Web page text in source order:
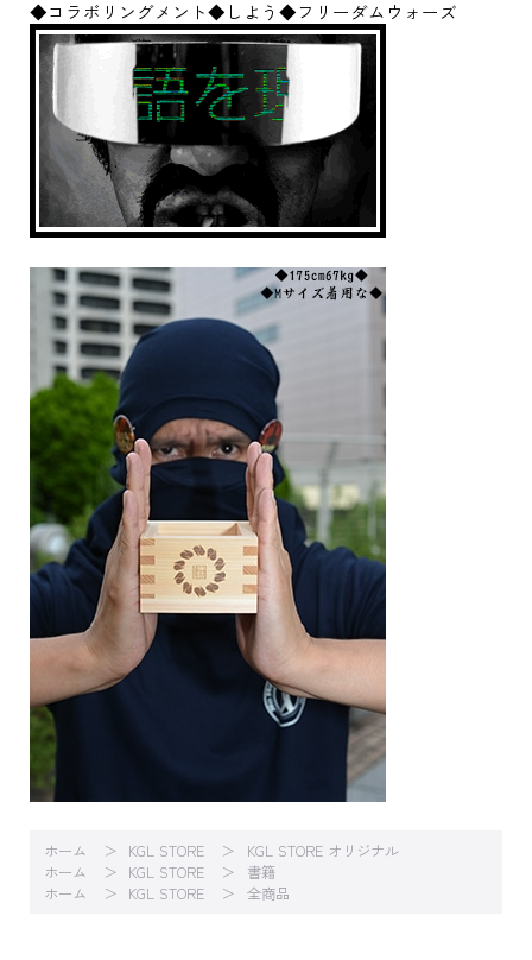
◆コラボリングメント◆しよう◆フリーダムウォーズ
ホーム KGL STORE
KGL STORE オリジナル
ホーム
KGL STORE
書籍
ホーム
KGL STORE 全商品